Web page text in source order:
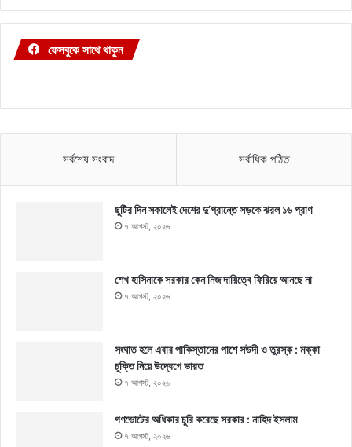
ফেসবুকে সাথে থাকুন
সর্বশেষ সংবাদ সর্বাধিক পঠিত
ছুটির দিন সকালেই দেশের দু’প্রান্তে সড়কে ঝরল ১৬ প্রাণ
৭ আগস্ট, ২০২৬
শেখ হাসিনাকে সরকার কেন নিজ দায়িত্বে ফিরিয়ে আনছে না
৭ আগস্ট, ২০২৬
সংঘাত হলে এবার পাকিস্তানের পাশে সউদী ও তুরস্ক : মক্কা
চুক্তি নিয়ে উদ্বেগে ভারত
৭ আগস্ট, ২০২৬
গণভোটের অধিকার চুরি করেছে সরকার : নাহিদ ইসলাম
৭ আগস্ট, ২০২৬